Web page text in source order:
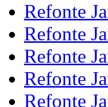
Refonte
Refonte
Refonte
Refonte
Refonte